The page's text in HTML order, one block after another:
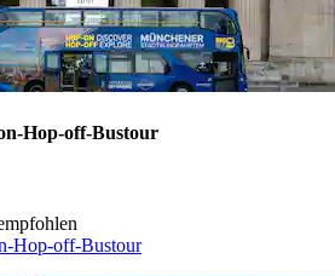
Hop-off-Bustour
Hop-off-Bustour